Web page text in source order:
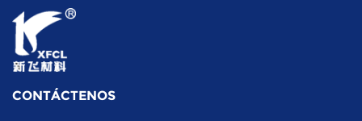
CONTÁCTENOS